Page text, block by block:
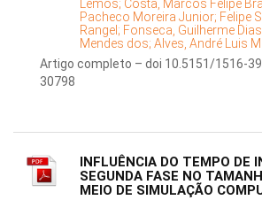
Lemos; Costa, Marcos Felipe
Pacheco Moreira Junior; Felipe
Rangel; Fonseca, Guilherme
Mendes dos; Alves, André Luis
Artigo completo – doi 10.5151/1516-
30798
INFLUÊNCIA DO TEMPO DE
SEGUNDA FASE NO
MEIO DE SIMULAÇÃO